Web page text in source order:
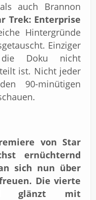
auch Brannon
Trek: Enterprise
Hintergründe
Einziger
Doku nicht
ist. Nicht jeder
90-minütigen
von Star
ernüchternd
sich nun über
Die vierte
glänzt mit